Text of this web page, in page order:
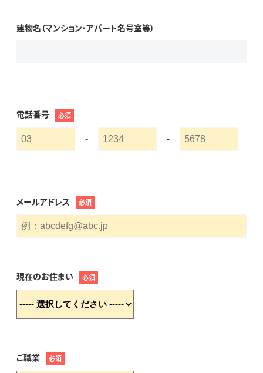
建物名（マンション・アパート名号室等）
電話番号 必須
- -
メールアドレス 必須
現在のお住まい 必須
ご職業 必須